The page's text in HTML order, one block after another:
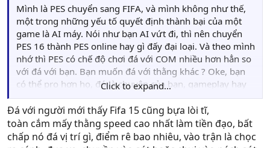
Mình là PES chuyển sang FIFA, và mình không như thế,
một trong những yếu tố quyết định thành bại của một
game là AI máy. Nói như bạn AI vứt đi, thì nên chuyển
PES 16 thành PES online hay gì đấy đại loại. Và theo mình
nhớ thì PES có chế độ chơi đá với COM nhiều hơn hẳn so
với đá với bạn. Bạn muốn đá với thằng khác ? Oke, bạn
có thể pro hơn họ, đó là chuyện của bạn, gameplay hay
hoặc tệ thì đá bừa cũng có thằng ăn. Nhưng về vấn đề
gameplay cốt lõi của game, thì đó là một sự thất bại. Và
nói thật tìm hiểu game với cái cơ chế phòng thủ óc heo
của PES thì chẳng bao giờ khá lên được.
Click to expand...
Đá với người mới thấy Fifa 15 cũng bựa lòi tĩ,
toàn cắm mấy thằng speed cao nhất làm tiền đạo, bất
chấp nó đá vị trí gì, điểm rê bao nhiêu, vào trận là chọc